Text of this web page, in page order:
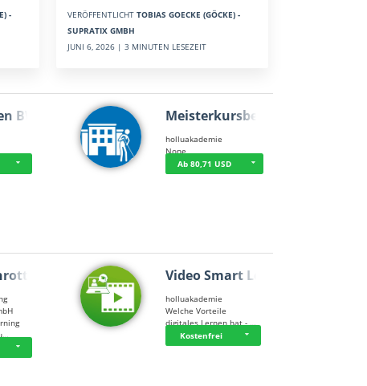
-
VERÖFFENTLICHT TOBIAS GOECKE (GÖCKE) -
SUPRATIX GMBH
JUNI 6, 2026 | 3 MINUTEN LESEZEIT
BWL Meisterkursbegl…
holluakademie
None
Ab 80,71 USD
Video Smart Lea…
holluakademie
Welche Vorteile
digitales Lernen hat - …
Kostenfrei